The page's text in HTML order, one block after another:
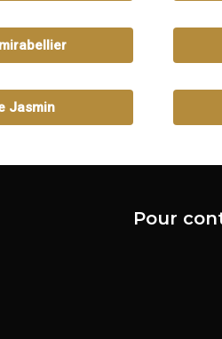
Jasmin
Pour